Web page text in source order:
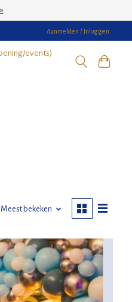
Aanmelden / Inloggen
events)
Meest bekeken